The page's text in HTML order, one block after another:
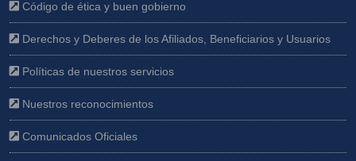
Código de ética y buen gobierno
Derechos y Deberes de los Afiliados, Beneficiarios y Usuarios
Políticas de nuestros servicios
Nuestros reconocimientos
Comunicados Oficiales